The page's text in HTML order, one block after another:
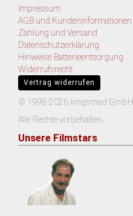
Impressum
AGB und Kundeninformationen
Zahlung und Versand
Datenschutzerklärung
Hinweise Batterieentsorgung
Widerrufsrecht
Vertrag widerrufen
© 1998-2026 kingsmed GmbH
Alle Rechte vorbehalten.
Unsere Filmstars